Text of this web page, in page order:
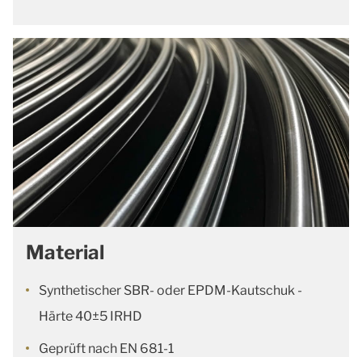
Material
Synthetischer SBR- oder EPDM-Kautschuk -
Härte 40±5 IRHD
Geprüft nach EN 681-1